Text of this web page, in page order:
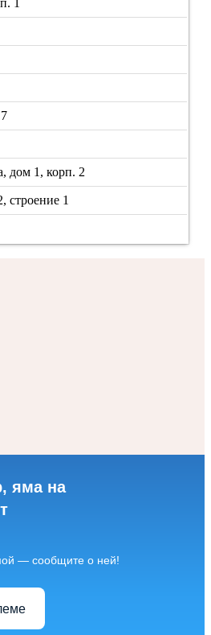
1
дом 1, корп. 2
строение 1
яма на
— сообщите о ней!